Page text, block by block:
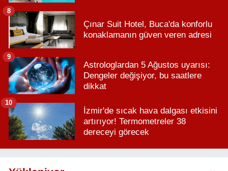
Çınar Suit Hotel, Buca'da konforlu
konaklamanın güven veren adresi
8
Astrologlardan 5 Ağustos uyarısı:
Dengeler değişiyor, bu saatlere
dikkat
9
İzmir'de sıcak hava dalgası etkisini
artırıyor! Termometreler 38
dereceyi görecek
10